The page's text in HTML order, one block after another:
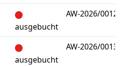
ausgebucht
AW-2026/0012
ausgebucht
AW-2026/0013